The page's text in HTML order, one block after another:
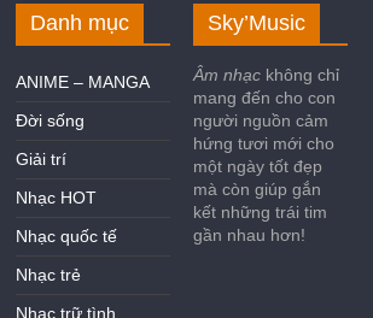
Danh mục
ANIME – MANGA
Đời sống
Giải trí
Nhạc HOT
Nhạc quốc tế
Nhạc trẻ
Nhạc trữ tình
Sky’Music
Âm nhạc không chỉ
mang đến cho con
người nguồn cảm
hứng tươi mới cho
một ngày tốt đẹp
mà còn giúp gắn
kết những trái tim
gần nhau hơn!